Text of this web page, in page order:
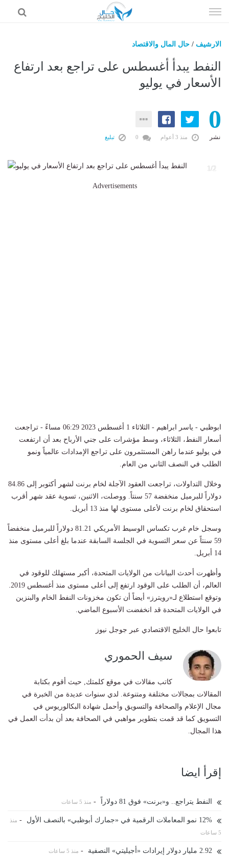
الى
الارشيف / حال المال والاقتصاد
النفط يبدأ أغسطس على تراجع بعد ارتفاع
الأسعار في يوليو
0
نشر منذ 3 أعوام تبليغ
1/2
Advertisements
ابوظبي - ياسر ابراهيم - الثلاثاء 1 أغسطس 2023 06:29 مساءً - تراجعت
أسعار النفط، الثلاثاء، وسط مؤشرات على جني الأرباح بعد أن ارتفعت
في يوليو عندما راهن المستثمرون على تراجع الإمدادات عالمياً ونمو
الطلب في النصف الثاني من العام.
وخلال التداولات، تراجعت العقود الآجلة لخام برنت لشهر أكتوبر إلى 84.86
دولاراً للبرميل منخفضة 57 سنتاً. ووصلت، الاثنين، تسوية عقد شهر أقرب
استحقاق لخام برنت لأعلى مستوى لها منذ 13 أبريل
.
وسجل خام غرب تكساس الوسيط الأمريكي 81.21 دولاراً للبرميل منخفضاً
59 سنتاً عن سعر التسوية في الجلسة السابقة عندما بلغ أعلى مستوى منذ
14 أبريل
.
وأظهرت أحدث البيانات من الولايات المتحدة، أكبر مستهلك للوقود في
العالم، أن الطلب على الوقود ارتفع إلى أعلى مستوى منذ أغسطس 2019.
وتوقع استطلاع لـ«رويترز» أيضاً أن تكون مخزونات النفط الخام والبنزين
في الولايات المتحدة قد انخفضت الأسبوع الماضي.
تابعوا حال الخليج الاقتصادي عبر جوجل نيوز
سيف الحموري
كاتب مقالات في موقع كلمتك, حيث أقوم بكتابة
المقالات بمجالات مختلفة ومتنوعة. لدي سنوات عديدة من الخبرة في
مجال الإعلام والصحافة والتسويق وأحمل شهادة البكالوريوس في
التسويق كما قد قمت بتطوير مواهبي في الصحافة بعد أن بدأت العمل في
هذا المجال.
إقرأ ايضا
النفط يتراجع.. و«برنت» فوق 81 دولاراً - منذ 5 ساعات
- منذ
5 ساعات
- منذ 5 ساعات
حال السعودية